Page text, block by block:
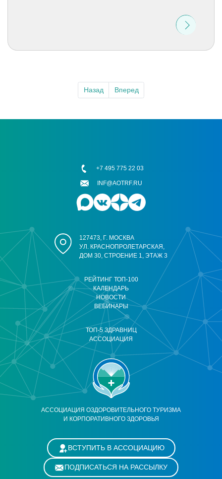
Назад Вперед
АССОЦИАЦИЯ ОЗДОРОВИТЕЛЬНОГО ТУРИЗМА
И КОРПОРАТИВНОГО ЗДОРОВЬЯ
РЕЙТИНГ ТОП-100
КАЛЕНДАРЬ
НОВОСТИ
ВЕБИНАРЫ
ТОП-5 ЗДРАВНИЦ
АССОЦИАЦИЯ
127473, Г. МОСКВА
УЛ. КРАСНОПРОЛЕТАРСКАЯ,
ДОМ 30, СТРОЕНИЕ 1, ЭТАЖ 3
+7 495 775 22 03
INF@AOTRF.RU
ВСТУПИТЬ В АССОЦИАЦИЮ
ПОДПИСАТЬСЯ НА РАССЫЛКУ